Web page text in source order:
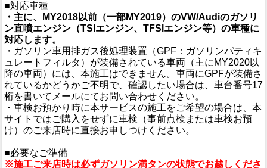
■対応車種
・主に、MY2018以前（一部MY2019）のVW/Audiのガソリ
ン直噴エンジン（TSIエンジン、TFSIエンジン等）の車種に
対応します。
・ガソリン車用排ガス後処理装置（GPF：ガソリンパティキ
ュレートフィルタ）が装備されている車両（主にMY2020以
降の車両）には、本施工はできません。車両にGPFが装備さ
れているかどうかご不明で、確認したい場合は、車台番号17
桁を書いてメールにてお問い合わせください。
・車検お預かり時に本サービスの施工をご希望の場合は、本
サイトではご購入をせずに車検（事前点検または車検お預
け）のご来店時に直接お申しつけください。
■必要なご準備
※施工ご来店時は必ずガソリン満タンの状態でお越しくださ